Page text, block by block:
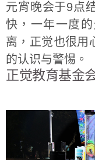
元宵晚会于9点
快，一年一度
离，正觉也很用
的认识与警惕。
正觉教育基金